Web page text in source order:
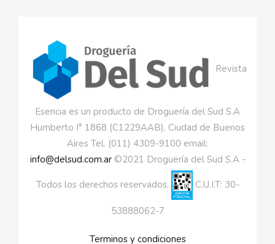
Revista
Esencia es un producto de Droguería del Sud S.A
Humberto I° 1868 (C1229AAB), Ciudad de Buenos
Aires Tel. (011) 4309-9100 email:
info@delsud.com.ar©2021 Droguería del Sud S.A -
Todos los derechos reservados. C.U.I.T: 30-
53888062-7
Terminos y condiciones